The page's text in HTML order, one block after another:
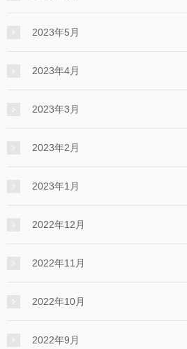
2023年5月
2023年4月
2023年3月
2023年2月
2023年1月
2022年12月
2022年11月
2022年10月
2022年9月